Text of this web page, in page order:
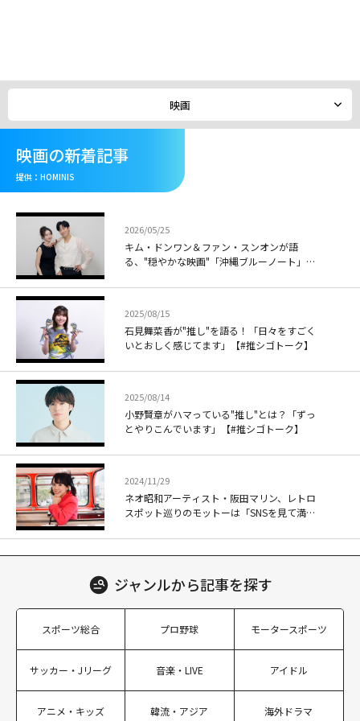
テ
ツ
映画
映画の新着記事
提供：HOMINIS
2026/05/25
キム・ドンワン＆ファン・スンオンが語
る、"穏やかな映画"「沖縄ブルーノート」に
2025/08/15
石見舞菜香が"推し"を語る！「日々をすごく
いとおしく感じてます」【#推シゴトーク】
2025/08/14
小野賢章がハマっている"推し"とは？「ずっ
とやりこんでいます」【#推シゴトーク】
2024/11/29
ネオ昭和アーティスト・阪田マリン、レトロ
スポット巡りのモットーは「SNSを見て満足
ジャンルから記事を探す
スポーツ総合 プロ野球 モータースポーツ
サッカー・Jリーグ 音楽・LIVE アイドル
アニメ・キッズ 韓流・アジア 海外ドラマ